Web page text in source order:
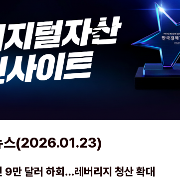
스(2026.01.23)
9만 달러 하회…레버리지 청산 확대